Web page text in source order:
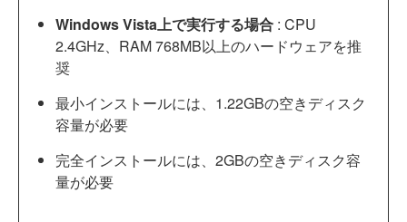
Windows Vista上で実行する場合 : CPU
2.4GHz、RAM 768MB以上のハードウェアを推
奨
最小インストールには、1.22GBの空きディスク
容量が必要
完全インストールには、2GBの空きディスク容
量が必要